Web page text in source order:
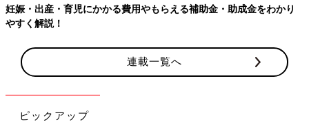
妊娠・出産・育児にかかる費用やもらえる補助金・助成金をわかり
やすく解説！
連載一覧へ
ピックアップ